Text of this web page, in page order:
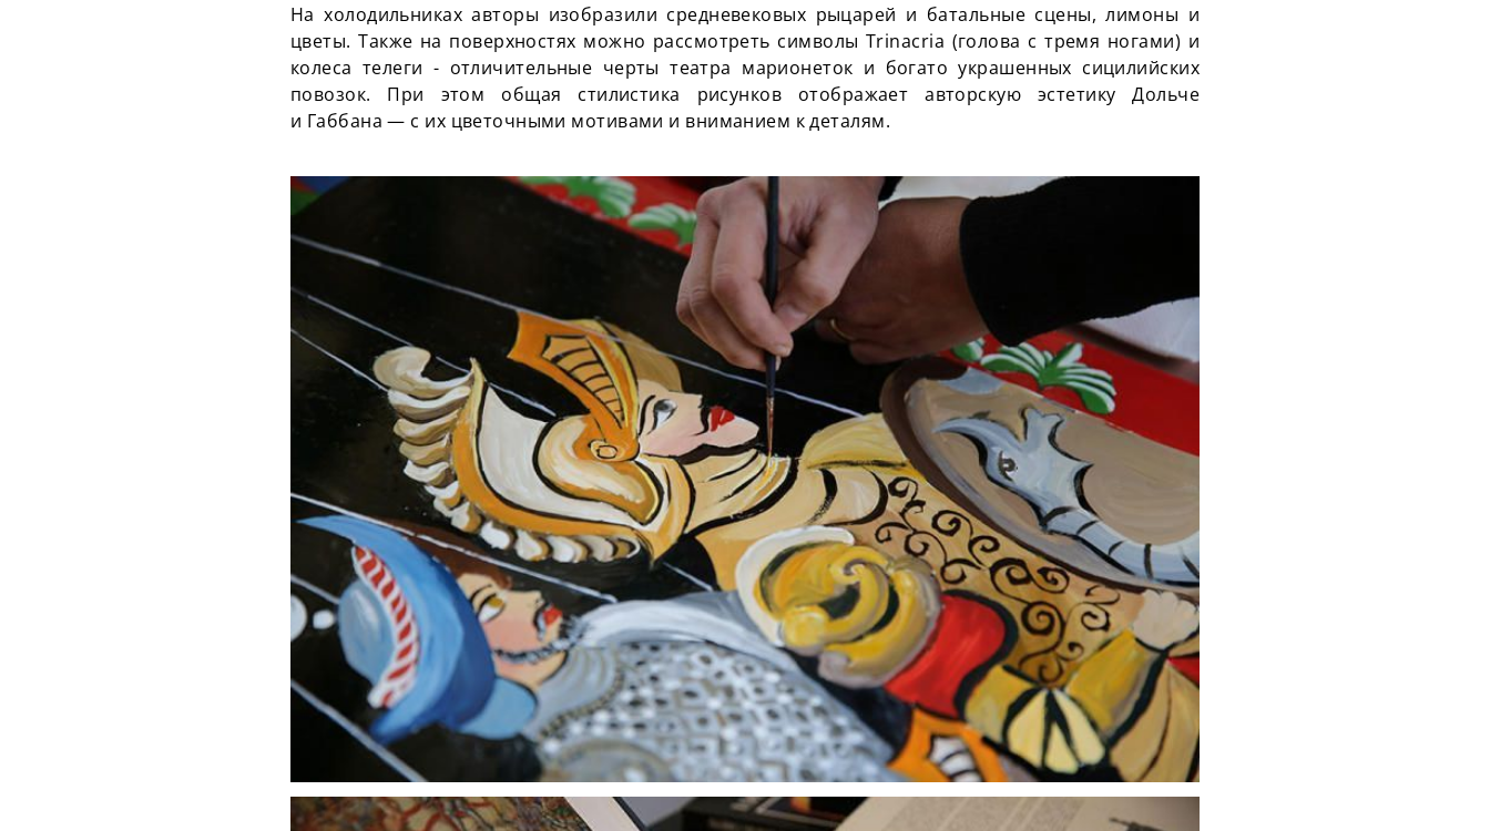
На холодильниках авторы изобразили средневековых рыцарей и батальные сцены, лимоны и
цветы. Также на поверхностях можно рассмотреть символыTrinacria (голова с тремя ногами) и
колеса телеги - отличительные черты театра марионеток и богато украшенных сицилийских
повозок. При этом общая стилистика рисунков отображает авторскую эстетику Дольче
и Габбана — с их цветочными мотивами и вниманием к деталям.